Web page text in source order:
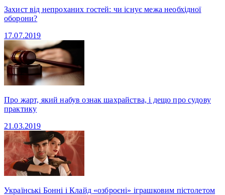
Захист від непроханих гостей: чи існує межа необхідної
оборони?
17.07.2019
Про жарт, який набув ознак шахрайства, і дещо про судову
практику
21.03.2019
Українські Бонні і Клайд «озброєні» іграшковим пістолетом